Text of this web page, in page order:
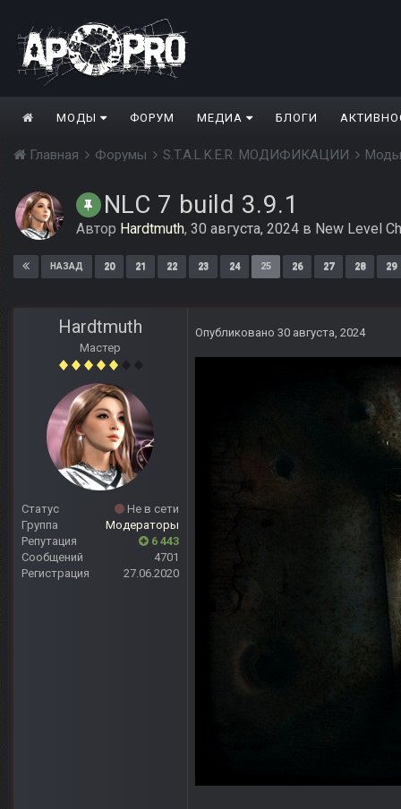
МОДЫ ФОРУМ МЕДИА БЛОГИ
Главная Форумы S.T.A.L.K.E.R. МОДИФИКАЦИИ
NLC 7 build 3.9.1
Автор Hardtmuth, 30 августа, 2024 в New Level
НАЗАД 20 21 22 23 24 25 26 27 28 29
Hardtmuth
Мастер
Статус
Не в сети
Группа
Модераторы
Репутация
6 443
Сообщений
4701
Регистрация
27.06.2020
Опубликовано 30 августа, 2024